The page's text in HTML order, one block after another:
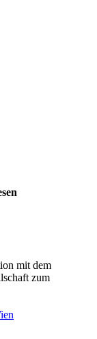
mit dem
zum